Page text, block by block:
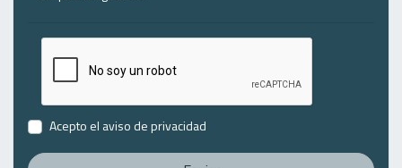
Acepto el aviso de privacidad